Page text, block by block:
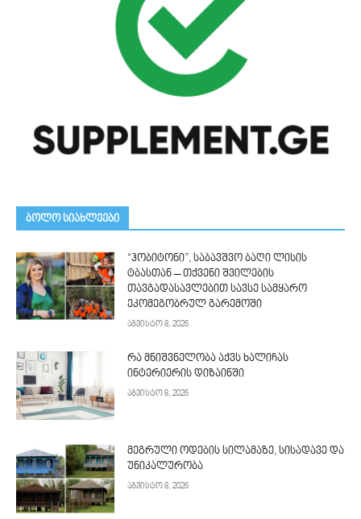
ᲑᲝᲚᲝ ᲡᲘᲐᲮᲚᲔᲔᲑᲘ
“ჰობიტონი”, საბავშვო ბაღი ლისის
ტბასთან – თქვენი შვილების
თავგადასავლებით სავსე სამყარო
ეკომეგობრულ გარემოში
აგვისტო 8, 2026
რა მნიშვნელობა აქვს ხალიჩას
ინტერიერის დიზაინში
აგვისტო 8, 2026
მეგრული ოდების სილამაზე, სისადავე და
უნიკალურობა
აგვისტო 8, 2026